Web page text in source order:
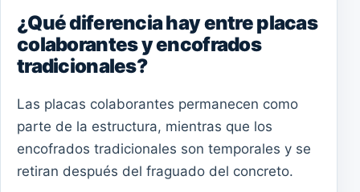
¿Qué diferencia hay entre placas
colaborantes y encofrados
tradicionales?
Las placas colaborantes permanecen como
parte de la estructura, mientras que los
encofrados tradicionales son temporales y se
retiran después del fraguado del concreto.